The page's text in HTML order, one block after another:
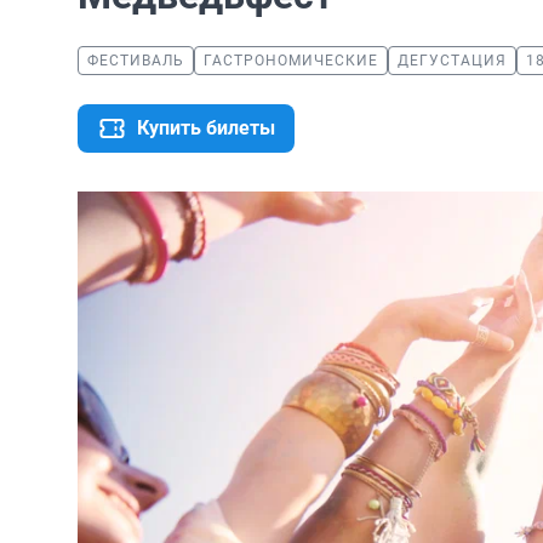
ФЕСТИВАЛЬ ГАСТРОНОМИЧЕСКИЕ ДЕГУСТАЦИЯ
Купить билеты